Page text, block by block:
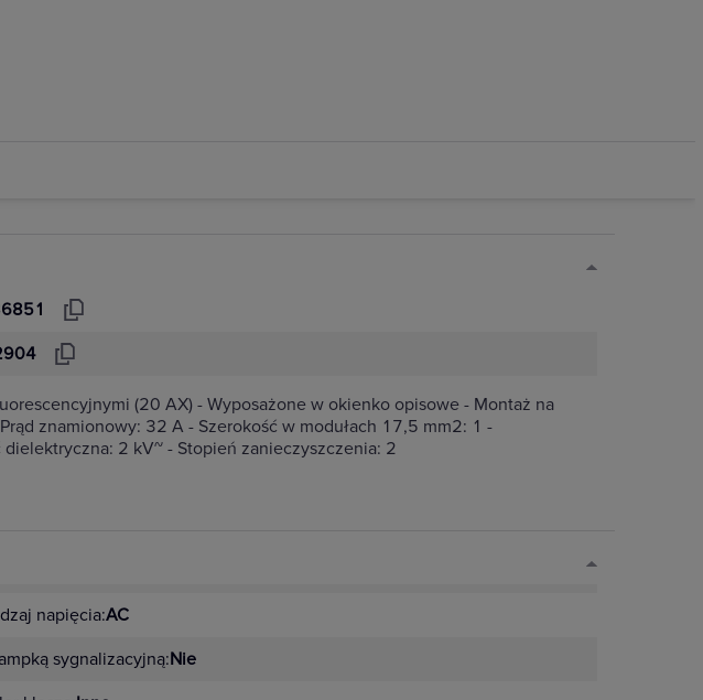
(20 AX) - Wyposażone w okienko opisowe - Montaż na
znamionowy: 32 A - Szerokość w modułach 17,5 mm2: 1 -
2 kV~ - Stopień zanieczyszczenia: 2
napięcia:AC
sygnalizacyjną:Nie